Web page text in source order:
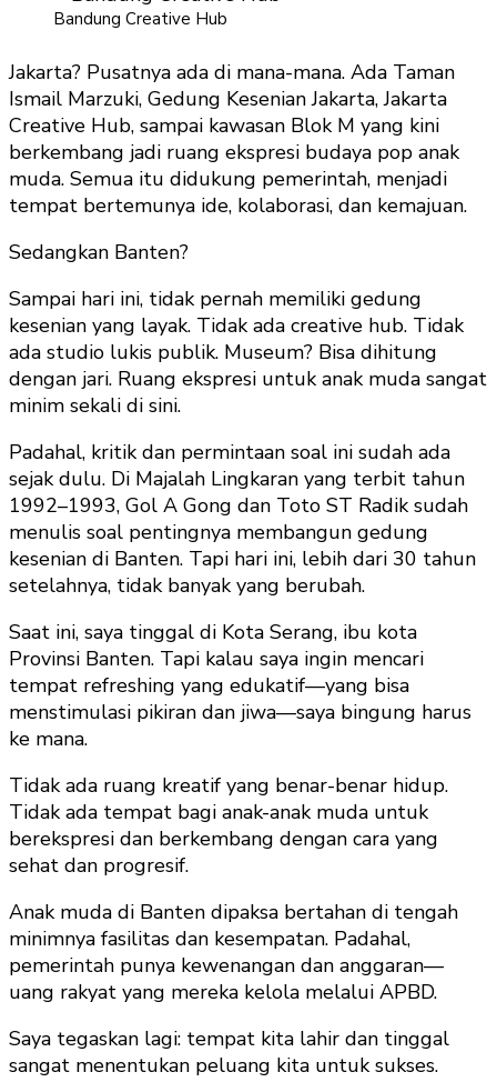
Bandung Creative Hub
Jakarta? Pusatnya ada di mana-mana. Ada Taman
Ismail Marzuki, Gedung Kesenian Jakarta, Jakarta
Creative Hub, sampai kawasan Blok M yang kini
berkembang jadi ruang ekspresi budaya pop anak
muda. Semua itu didukung pemerintah, menjadi
tempat bertemunya ide, kolaborasi, dan kemajuan.
Sedangkan Banten?
Sampai hari ini, tidak pernah memiliki gedung
kesenian yang layak. Tidak ada creative hub. Tidak
ada studio lukis publik. Museum? Bisa dihitung
dengan jari. Ruang ekspresi untuk anak muda sangat
minim sekali di sini.
Padahal, kritik dan permintaan soal ini sudah ada
sejak dulu. Di Majalah Lingkaran yang terbit tahun
1992–1993, Gol A Gong dan Toto ST Radik sudah
menulis soal pentingnya membangun gedung
kesenian di Banten. Tapi hari ini, lebih dari 30 tahun
setelahnya, tidak banyak yang berubah.
Saat ini, saya tinggal di Kota Serang, ibu kota
Provinsi Banten. Tapi kalau saya ingin mencari
tempat refreshing yang edukatif—yang bisa
menstimulasi pikiran dan jiwa—saya bingung harus
ke mana.
Tidak ada ruang kreatif yang benar-benar hidup.
Tidak ada tempat bagi anak-anak muda untuk
berekspresi dan berkembang dengan cara yang
sehat dan progresif.
Anak muda di Banten dipaksa bertahan di tengah
minimnya fasilitas dan kesempatan. Padahal,
pemerintah punya kewenangan dan anggaran—
uang rakyat yang mereka kelola melalui APBD.
Saya tegaskan lagi: tempat kita lahir dan tinggal
sangat menentukan peluang kita untuk sukses.